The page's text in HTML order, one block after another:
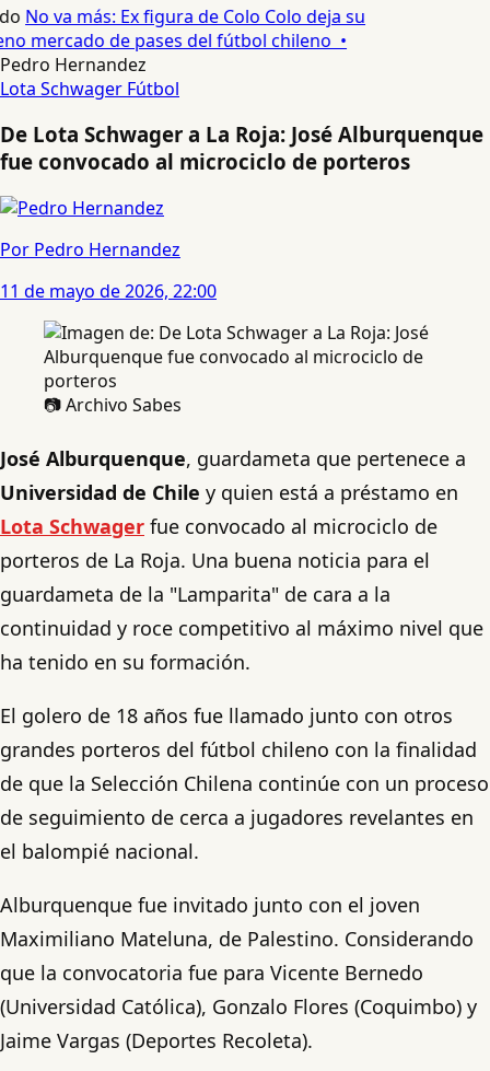
No va más: Ex figura de Colo Colo deja su
mercado de pases del fútbol chileno •
Pedro Hernandez
Lota Schwager Fútbol
De Lota Schwager a La Roja: José Alburquenque
fue convocado al microciclo de porteros
Por Pedro Hernandez
11 de mayo de 2026, 22:00
📷 Archivo Sabes
José Alburquenque, guardameta que pertenece a
Universidad de Chile y quien está a préstamo en
Lota Schwager fue convocado al microciclo de
porteros de La Roja. Una buena noticia para el
guardameta de la "Lamparita" de cara a la
continuidad y roce competitivo al máximo nivel que
ha tenido en su formación.
El golero de 18 años fue llamado junto con otros
grandes porteros del fútbol chileno con la finalidad
de que la Selección Chilena continúe con un proceso
de seguimiento de cerca a jugadores revelantes en
el balompié nacional.
Alburquenque fue invitado junto con el joven
Maximiliano Mateluna, de Palestino. Considerando
que la convocatoria fue para Vicente Bernedo
(Universidad Católica), Gonzalo Flores (Coquimbo) y
Jaime Vargas (Deportes Recoleta).